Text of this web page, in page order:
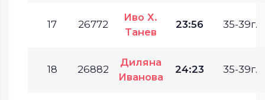
17 26772
Иво Х.
Танев
23:56 35-39г.
18 26882
Диляна
Иванова
24:23 35-39г.